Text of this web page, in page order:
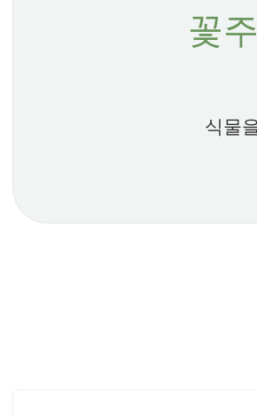
꽃
식물